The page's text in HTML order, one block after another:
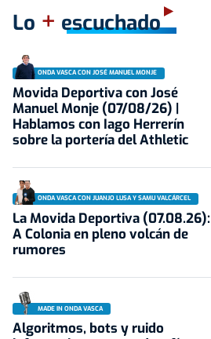
Lo + escuchado
ONDA VASCA CON JOSÉ MANUEL MONJE
Movida Deportiva con José
Manuel Monje (07/08/26) |
Hablamos con Iago Herrerín
sobre la portería del Athletic
ONDA VASCA CON JUANJO LUSA Y SAMU VALCÁRCEL
La Movida Deportiva (07.08.26):
A Colonia en pleno volcán de
rumores
MADE IN ONDA VASCA
Algoritmos, bots y ruido